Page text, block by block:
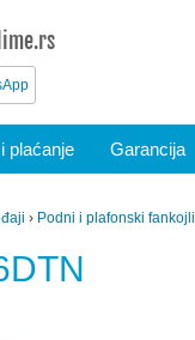
plaćanje Garancija
› Podni i plafonski fankojli